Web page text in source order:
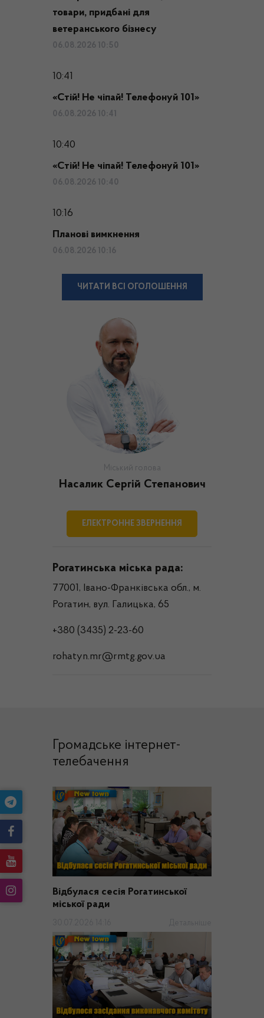
товари, придбані для
ветеранського бізнесу
06.08.2026 10:50
10:41
«Стій! Не чіпай! Телефонуй 101»
06.08.2026 10:41
10:40
«Стій! Не чіпай! Телефонуй 101»
06.08.2026 10:40
10:16
Планові вимкнення
06.08.2026 10:16
ЧИТАТИ ВСІ ОГОЛОШЕННЯ
Міський голова
Насалик Сергій Степанович
ЕЛЕКТРОННЕ ЗВЕРНЕННЯ
Рогатинська міська рада:
77001, Івано-Франківська обл., м.
Рогатин, вул. Галицька, 65
+380 (3435) 2-23-60
rohatyn.mr@rmtg.gov.ua
Громадське інтернет-
телебачення
Відбулася сесія Рогатинської
міської ради